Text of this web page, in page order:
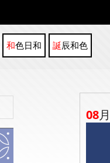
和色日和 誕辰和色
08月